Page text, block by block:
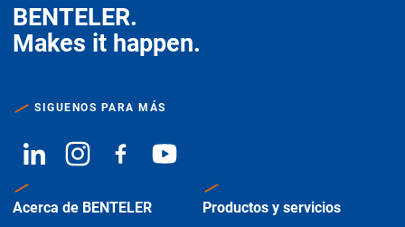
BENTELER.
Makes it happen.
SIGUENOS PARA MÁS
Acerca de BENTELER Productos y servicios